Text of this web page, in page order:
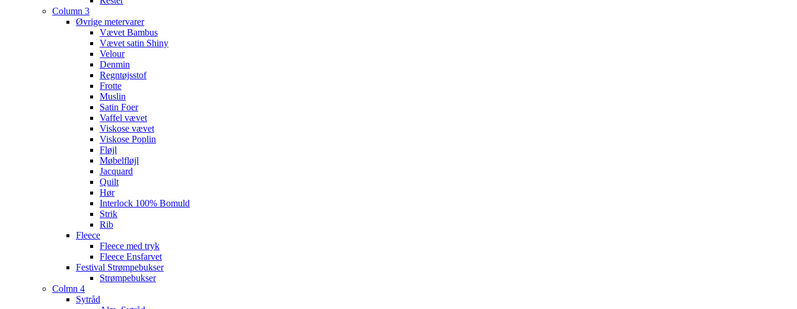
Column 3
Øvrige metervarer
Vævet Bambus
Vævet satin Shiny
Velour
Denmin
Regntøjsstof
Frotte
Muslin
Satin Foer
Vaffel vævet
Viskose vævet
Viskose Poplin
Fløjl
Møbelfløjl
Jacquard
Quilt
Hør
Interlock 100% Bomuld
Strik
Rib
Fleece
Fleece med tryk
Fleece Ensfarvet
Festival Strømpebukser
Strømpebukser
Colmn 4
Sytråd